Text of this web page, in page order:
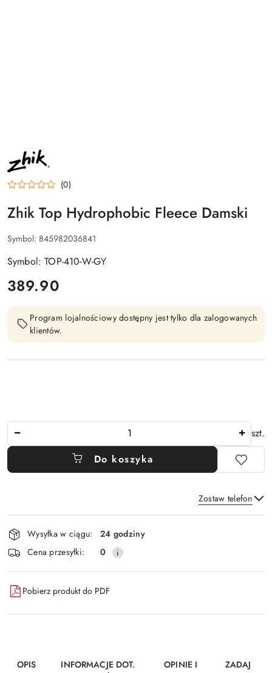
NAZWA
PRODUCENTA:
ZHIK
(0)
Zhik Top Hydrophobic Fleece Damski
Symbol: 845982036841
Symbol: TOP-410-W-GY
cena:
389.90
Program lojalnościowy dostępny jest tylko dla zalogowanych
klientów.
szt.
Do koszyka
Zostaw telefon
Wyślij
Dostępność
i
dostawa
Wysyłka w ciągu:
24 godziny
Cena przesyłki:
0
Pobierz produkt do PDF
OPIS
INFORMACJE DOT.
OPINIE I
ZADAJ